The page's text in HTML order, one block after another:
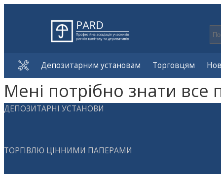
Депозитарним установам Торговцям
Мені потрібно знати все
ДЕПОЗИТАРНІ УСТАНОВИ
ТОРГІВЛЮ ЦІННИМИ ПАПЕРАМИ